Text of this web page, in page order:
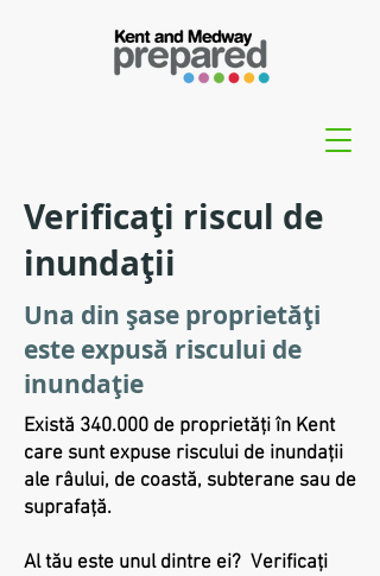
Verificați riscul de
inundații
Una din șase proprietăți
este expusă riscului de
inundație
Există 340.000 de proprietăți în Kent
care sunt expuse riscului de inundații
ale râului, de coastă, subterane sau de
suprafață.
Al tău este unul dintre ei? Verificați